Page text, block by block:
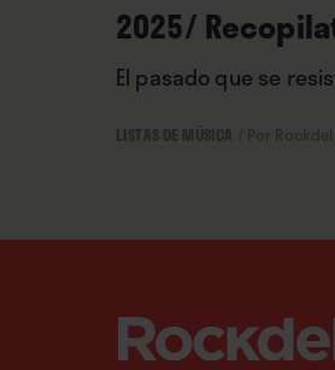
2025/
El pasado que se